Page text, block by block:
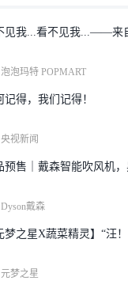
见我...看不见我...——来
泡泡玛特 POPMART
记得，我们记得！
央视新闻
预售｜戴森智能吹风机
Dyson戴森
梦之星X蔬菜精灵】“汪
元梦之星